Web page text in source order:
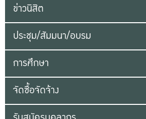
ข่าวนิสิต
ประชุม/สัมมนา/อบรม
การศึกษา
จัดซื้อจัดจ้าง